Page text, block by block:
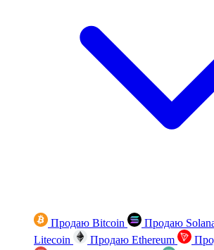
Продаю Bitcoin Продаю
Litecoin
Продаю Ethereum